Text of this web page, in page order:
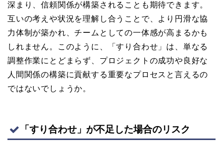
深まり、信頼関係が構築されることも期待できます。
互いの考えや状況を理解し合うことで、より円滑な協
力体制が築かれ、チームとしての一体感が高まるかも
しれません。このように、「すり合わせ」は、単なる
調整作業にとどまらず、プロジェクトの成功や良好な
人間関係の構築に貢献する重要なプロセスと言えるの
ではないでしょうか。
「すり合わせ」が不足した場合のリスク